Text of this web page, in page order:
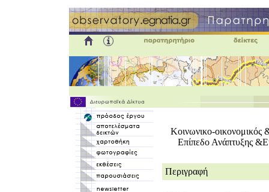
Κοινωνικο-οικονομικός
Επίπεδο Ανάπτυξης
Περιγραφή